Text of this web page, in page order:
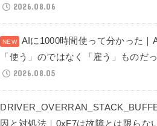
2026.08.06
AIに1000時間使って分かった｜
「使う」のではなく「雇う」ものだ
2026.08.05
因と対処法｜0xF7は故障とは限らな